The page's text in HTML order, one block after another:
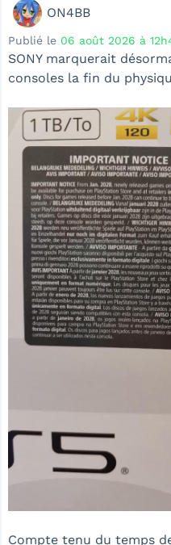
ON4BB
Publié le 06 août 2026 à
SONY marquerait
consoles la fin du
Compte tenu du temps